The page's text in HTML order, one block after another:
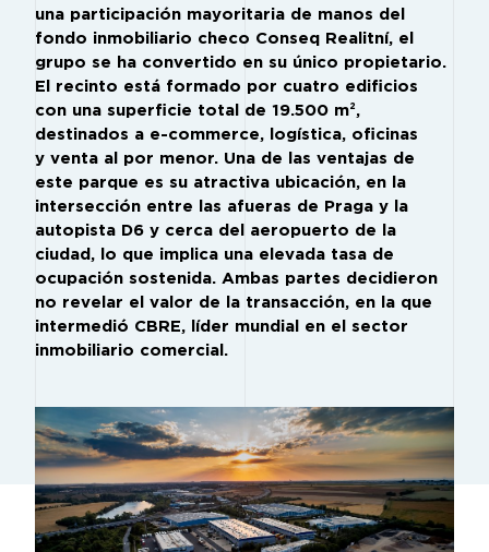
una participación mayoritaria de manos del
fondo inmobiliario checo Conseq Realitní, el
grupo se ha convertido en su único propietario.
El recinto está formado por cuatro edificios
con una superficie total de 19.500 m²,
destinados a e-commerce, logística, oficinas
y venta al por menor. Una de las ventajas de
este parque es su atractiva ubicación, en la
intersección entre las afueras de Praga y la
autopista D6 y cerca del aeropuerto de la
ciudad, lo que implica una elevada tasa de
ocupación sostenida. Ambas partes decidieron
no revelar el valor de la transacción, en la que
intermedió CBRE, líder mundial en el sector
inmobiliario comercial.